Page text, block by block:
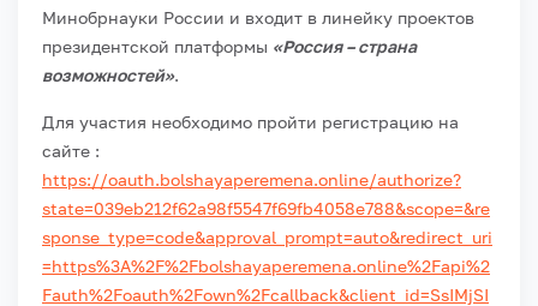
Минобрнауки России и входит в линейку проектов
президентской платформы «Россия – страна
возможностей».
Для участия необходимо пройти регистрацию на
сайте :
https://oauth.bolshayaperemena.online/authorize?
state=039eb212f62a98f5547f69fb4058e788&scope=&re
sponse_type=code&approval_prompt=auto&redirect_uri
=https%3A%2F%2Fbolshayaperemena.online%2Fapi%2
Fauth%2Foauth%2Fown%2Fcallback&client_id=SsIMjSI